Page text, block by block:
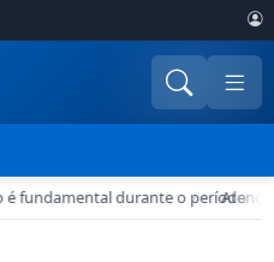
é fundamental durante o período
•